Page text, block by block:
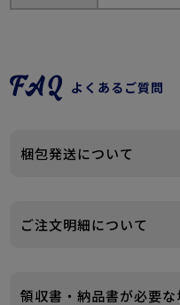
よくあるご質問
梱包発送について
場合がございます。
ご注文明細について
品書・請求書・領収書等
領収書・納品書が必要な